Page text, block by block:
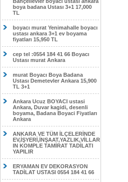
boya badana Ustası 3+1 17,000
TL
boyacı murat Yenimahalle boyacı
ustası ankara 3+1 ev boyama
fiyatları 15,950 TL
cep tel :0554 184 41 66 Boyacı
Ustası murat Ankara
murat Boyacı Boya Badana
Ustası Demetevler Ankara 15,900
TL 3+1
Ankara Ucuz BOYACI ustasi
Ankara, Duvar kagidi, desenli
boyama, Badana Boyaci Fiyatları
Ankara
ANKARA VE TÜM İLÇELERİNDE
EV,İŞYERİ,İNŞAAT,YAZLIK,VİLLAR
IN KOMPLE TAMİRAT TADİLATI
YAPILIR
ERYAMAN EV DEKORASYON
TADİLAT USTASI 0554 184 41 66